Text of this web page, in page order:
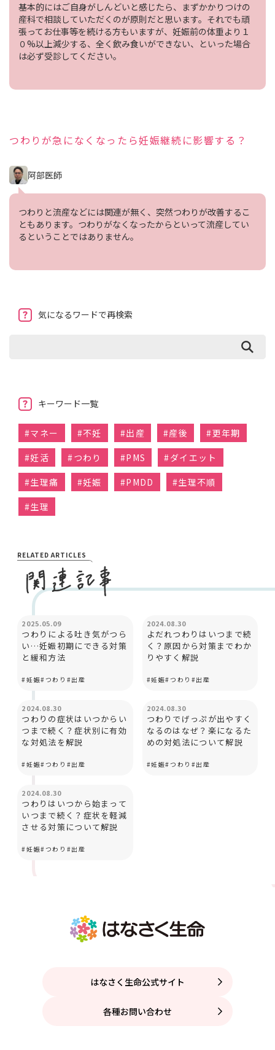
基本的にはご自身がしんどいと感じたら、まずかかりつけの
産科で相談していただくのが原則だと思います。それでも頑
張ってお仕事等を続ける方もいますが、妊娠前の体重より１
０%以上減少する、全く飲み食いができない、といった場合
は必ず受診してください。
つわりが急になくなったら妊娠継続に影響する？
阿部医師
つわりと流産などには関連が無く、突然つわりが改善するこ
ともあります。つわりがなくなったからといって流産してい
るということではありません。
気になるワードで再検索
キーワード一覧
#マネー #不妊 #出産 #産後 #更年期
#妊活 #つわり #PMS #ダイエット
#生理痛 #妊娠 #PMDD #生理不順
#生理
RELATED ARTICLES
2025.05.09
つわりによる吐き気がつら
い…妊娠初期にできる対策
と緩和方法
#妊娠#つわり #出産
2024.08.30
よだれつわりはいつまで続
く？原因から対策までわか
りやすく解説
#妊娠#つわり #出産
2024.08.30
つわりの症状はいつからい
つまで続く？症状別に有効
な対処法を解説
#妊娠#つわり #出産
2024.08.30
つわりでげっぷが出やすく
なるのはなぜ？楽になるた
めの対処法について解説
#妊娠#つわり #出産
2024.08.30
つわりはいつから始まって
いつまで続く？症状を軽減
させる対策について解説
#妊娠#つわり #出産
はなさく生命公式サイト
各種お問い合わせ